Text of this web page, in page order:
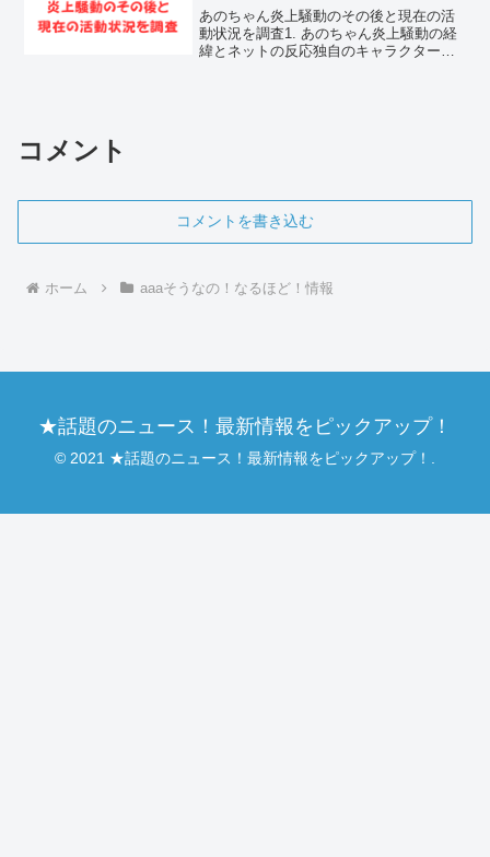
あのちゃん炎上騒動のその後と現在の活
動状況を調査1. あのちゃん炎上騒動の経
緯とネットの反応独自のキャラクターと
コメント
コメントを書き込む
ホーム aaaそうなの！なるほど！情報
★話題のニュース！最新情報をピックアップ！
© 2021 ★話題のニュース！最新情報をピックアップ！.